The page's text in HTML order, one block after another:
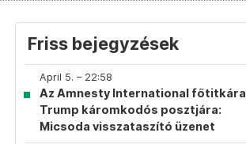
Friss bejegyzések
April 5. – 22:58
Az Amnesty International főtitkára
Trump káromkodós posztjára:
Micsoda visszataszító üzenet